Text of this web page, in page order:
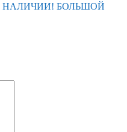
НАЛИЧИИ! БОЛЬШОЙ